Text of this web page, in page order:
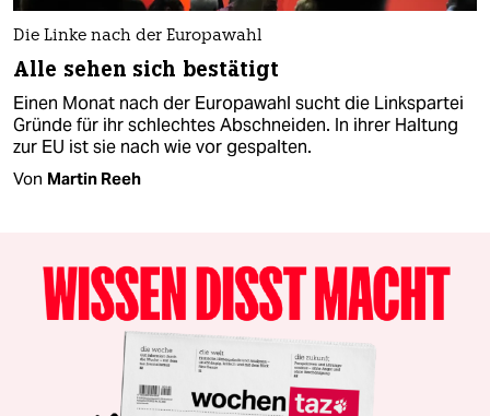
Die Linke nach der Europawahl
Alle sehen sich bestätigt
Einen Monat nach der Europawahl sucht die Linkspartei
Gründe für ihr schlechtes Abschneiden. In ihrer Haltung
zur EU ist sie nach wie vor gespalten.
Von Martin Reeh